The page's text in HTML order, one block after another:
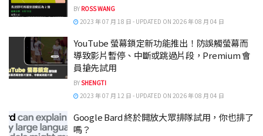
BY ROSS WANG
2023 年 07 月 18 日 - UPDATED ON 2026 年 08 月 04 日
YouTube 螢幕鎖定新功能推出！防誤觸螢幕而
導致影片暫停、中斷或跳過片段，Premium 會
員搶先試用
BYSHENGTI
2023 年 07 月 12 日 - UPDATED ON 2026 年 08 月 04 日
Google Bard 終於開放大眾排隊試用，你也排了
嗎？